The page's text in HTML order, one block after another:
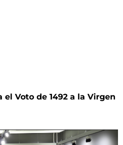
Voto de 1492 a la Virgen